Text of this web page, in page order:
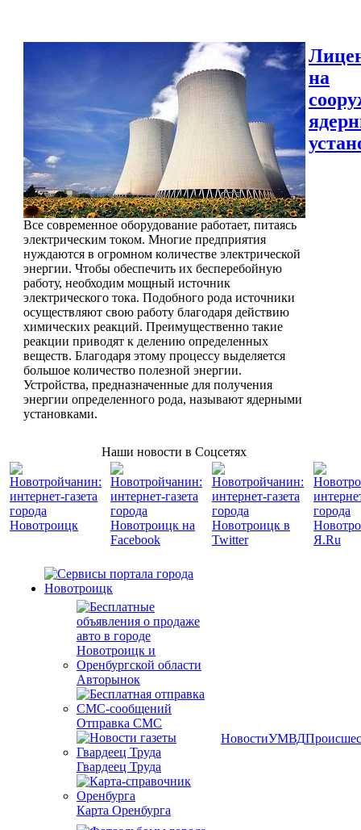
Все современное оборудование работает, питаясь
электрическим током. Многие предприятия
нуждаются в огромном количестве электрической
энергии. Чтобы обеспечить их бесперебойную
работу, необходим мощный источник
электрического тока. Подобного рода источники
осуществляют свою работу благодаря действию
химических реакций. Преимущественно такие
реакции приводят к делению определенных
веществ. Благодаря этому процессу выделяется
большое количество полезной энергии.
Устройства, предназначенные для получения
энергии определенного рода, называют ядерными
установками.
на
Наши новости в Соцсетях
Авторынок
Отправка СМС
Гвардеец Труда
Карта Оренбурга
НовостиУМВД